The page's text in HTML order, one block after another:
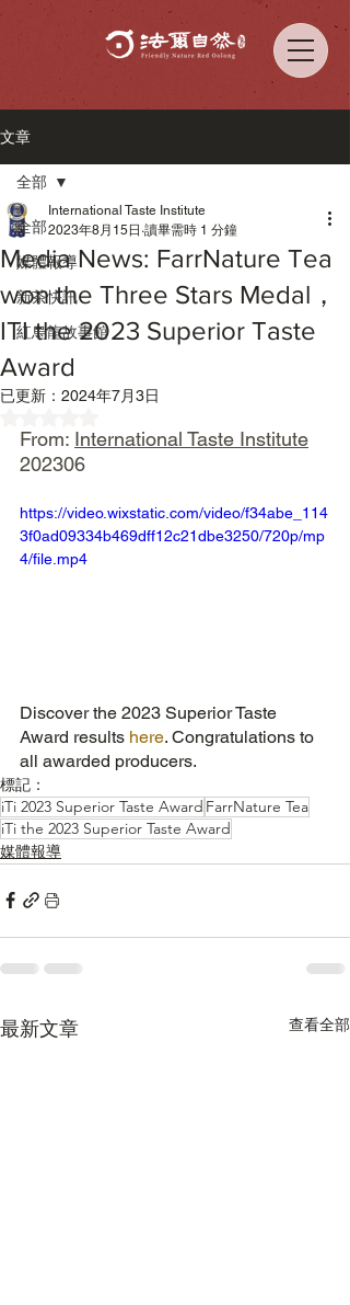
文章
全部
媒體報導
新茶快訊
紅烏龍故事館
全部
Media News: FarrNature Tea
won the Three Stars Medal，
ITI the 2023 Superior Taste
Award
International Taste Institute
2023年8月15日 讀畢需時 1 分鐘
已更新： 2024年7月3日
From: International Taste Institute
202306
https://video.wixstatic.com/video/f34abe_114
3f0ad09334b469dff12c21dbe3250/720p/mp
4/file.mp4
Discover the 2023 Superior Taste
Award results here. Congratulations to
all awarded producers.
標記：
iTi 2023 Superior Taste Award FarrNature Tea
iTi the 2023 Superior Taste Award
媒體報導
最新文章 查看全部